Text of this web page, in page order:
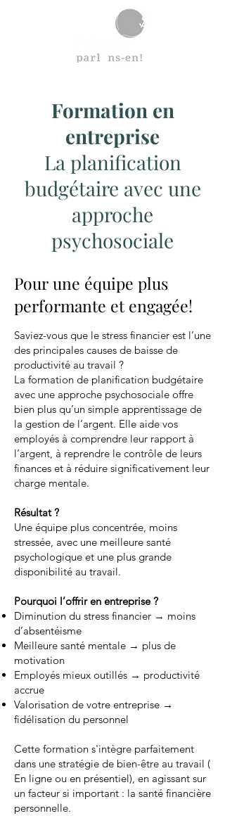
Formation en
entreprise
La planification
budgétaire avec une
approche
psychosociale
Pour une équipe plus
performante et engagée!
Saviez-vous que le stress financier est l’une
des principales causes de baisse de
productivité au travail ?
La formation de planification budgétaire
avec une approche psychosociale offre
bien plus qu’un simple apprentissage de
la gestion de l’argent. Elle aide vos
employés à comprendre leur rapport à
l’argent, à reprendre le contrôle de leurs
finances et à réduire significativement leur
charge mentale.
Résultat ?
Une équipe plus concentrée, moins
stressée, avec une meilleure santé
psychologique et une plus grande
disponibilité au travail.
Pourquoi l’offrir en entreprise ?
Diminution du stress financier → moins
d’absentéisme
Meilleure santé mentale → plus de
motivation
Employés mieux outillés → productivité
accrue
Valorisation de votre entreprise →
fidélisation du personnel
Cette formation s'intègre parfaitement
dans une stratégie de bien-être au travail (
En ligne ou en présentiel), en agissant sur
un facteur si important : la santé financière
personnelle.